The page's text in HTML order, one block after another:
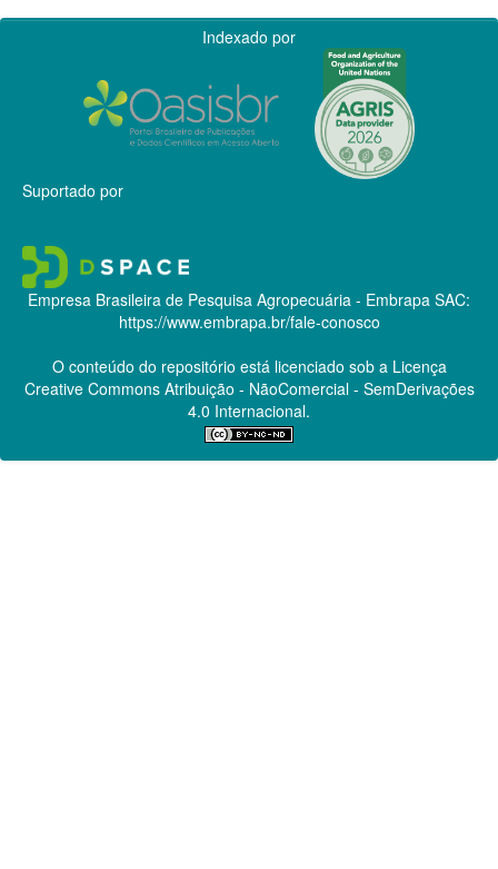
Indexado por
Suportado por
Empresa Brasileira de Pesquisa Agropecuária - Embrapa SAC:
https://www.embrapa.br/fale-conosco
O conteúdo do repositório está licenciado sob a Licença
Creative CommonsAtribuição - NãoComercial - SemDerivações
4.0 Internacional.